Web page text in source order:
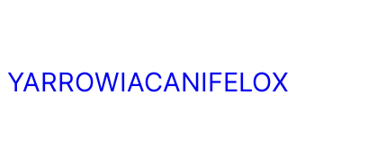
treści
YARROWIACANIFELOX